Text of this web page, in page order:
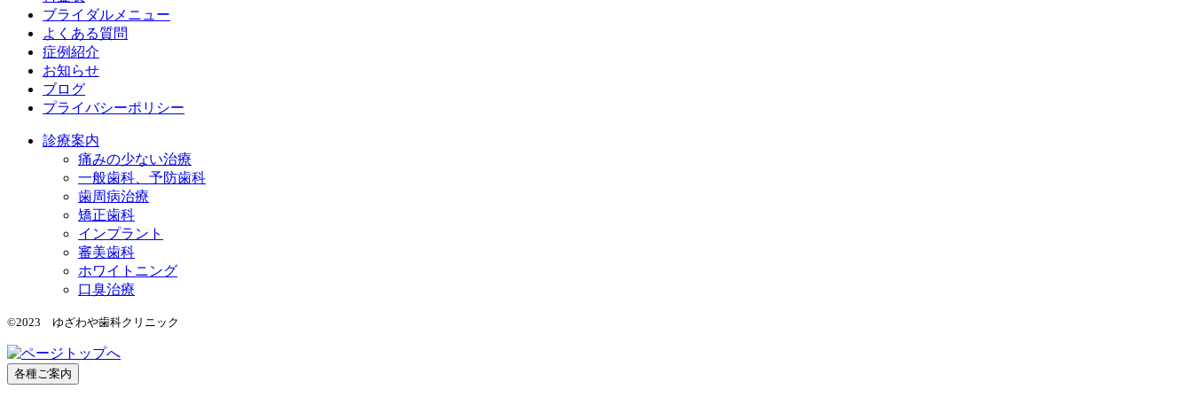
ブライダルメニュー
よくある質問
症例紹介
お知らせ
ブログ
プライバシーポリシー
診療案内
痛みの少ない治療
一般歯科、予防歯科
歯周病治療
矯正歯科
インプラント
審美歯科
ホワイトニング
口臭治療
©2023 ゆざわや歯科クリニック
各種ご案内